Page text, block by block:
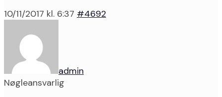
10/11/2017 kl. 6:37 #4692
admin
Nøgleansvarlig